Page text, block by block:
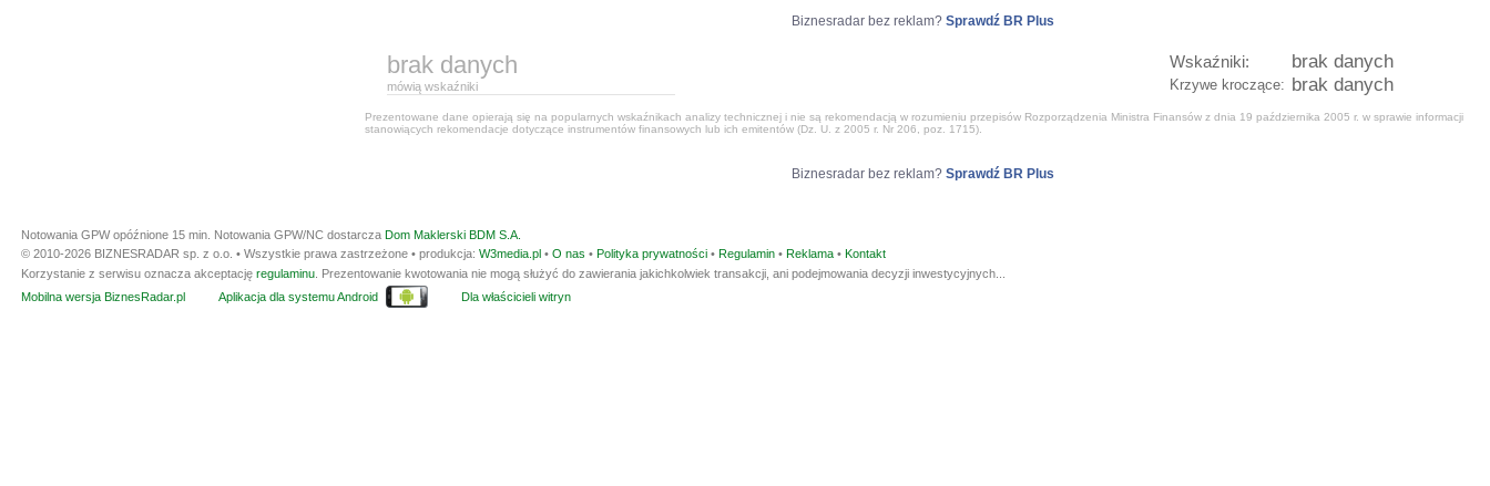
Biznesradar bez reklam? Sprawdź BR Plus
brak danych
mówią wskaźniki
brak danych
Wskaźniki:
brak danych
Krzywe kroczące:
Prezentowane dane opierają się na popularnych wskaźnikach analizy technicznej i nie są rekomendacją w rozumieniu przepisów Rozporządzenia Ministra Finansów z dnia 19 października 2005 r. w sprawie informacji
stanowiących rekomendacje dotyczące instrumentów finansowych lub ich emitentów (Dz. U. z 2005 r. Nr 206, poz. 1715).
Biznesradar bez reklam? Sprawdź BR Plus
Notowania GPW opóźnione 15 min. Notowania GPW/NC dostarcza Dom Maklerski BDM S.A.
© 2010-2026 BIZNESRADAR sp. z o.o. • Wszystkie prawa zastrzeżone • produkcja: W3media.pl • O nas • Polityka prywatności • Regulamin • Reklama • Kontakt
Korzystanie z serwisu oznacza akceptację regulaminu . Prezentowanie kwotowania nie mogą służyć do zawierania jakichkolwiek transakcji, ani podejmowania decyzji inwestycyjnych...
Mobilna wersja BiznesRadar.pl
Aplikacja dla systemu Android Dla właścicieli witryn